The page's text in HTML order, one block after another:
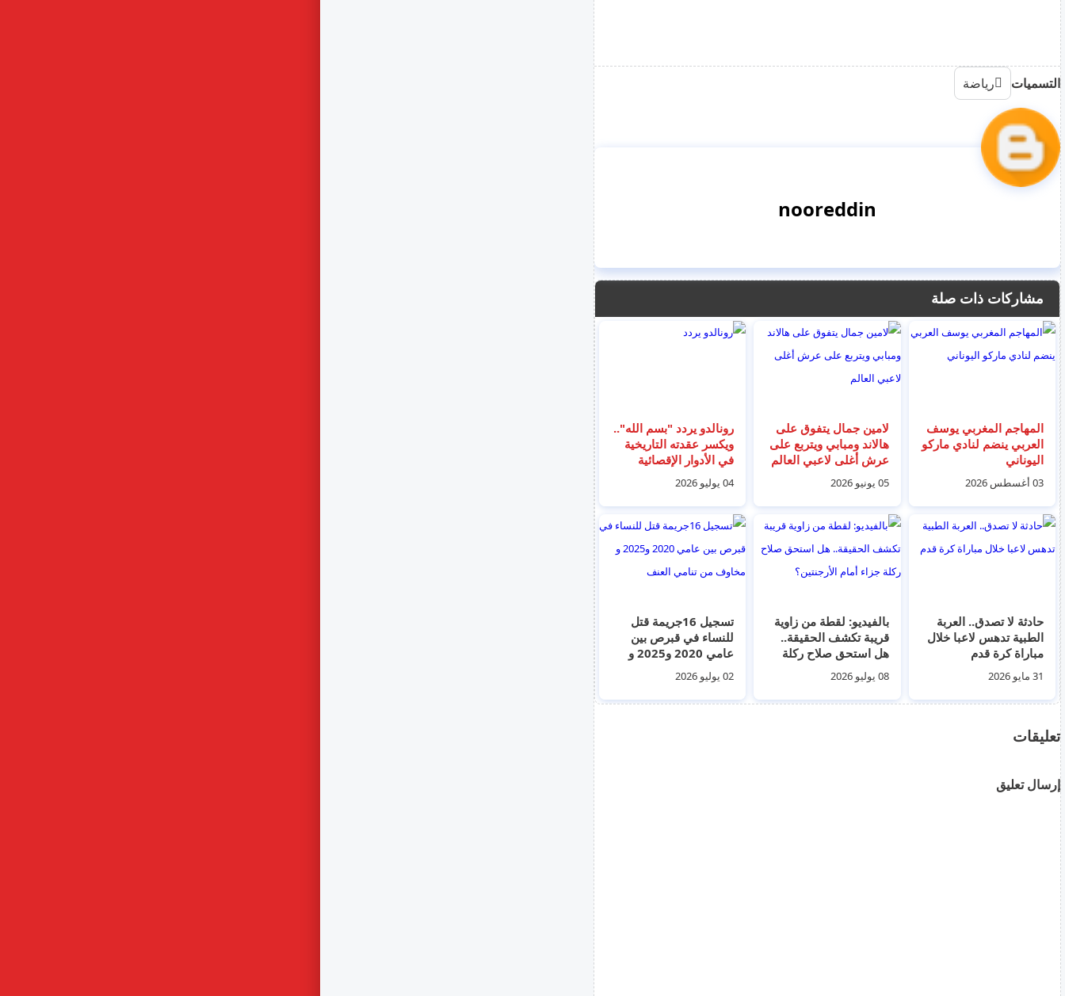
التسميات رياضة
nooreddin
مشاركات ذات صلة
المهاجم المغربي يوسف
العربي ينضم لنادي ماركو
اليوناني
03 أغسطس 2026
لامين جمال يتفوق على
هالاند ومبابي ويتربع على
عرش أغلى لاعبي العالم
05 يونيو 2026
رونالدو يردد "بسم الله"..
ويكسر عقدته التاريخية
في الأدوار الإقصائية
بكأس العالم04 يوليو 2026
حادثة لا تصدق.. العربة
الطبية تدهس لاعبا خلال
مباراة كرة قدم
31 مايو 2026
بالفيديو: لقطة من زاوية
قريبة تكشف الحقيقة..
هل استحق صلاح ركلة
جزاء أمام الأرجنتين؟08 يوليو 2026
تسجيل 16جريمة قتل
للنساء في قبرص بين
عامي 2020 و2025 و
مخاوف من تنامي العنف02 يوليو 2026
تعليقات
إرسال تعليق